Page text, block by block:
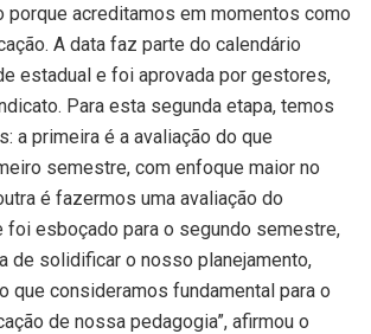
acreditamos em momentos como
A data faz parte do calendário
estadual e foi aprovada por gestores,
Para esta segunda etapa, temos
a primeira é a avaliação do que
semestre, com enfoque maior no
é fazermos uma avaliação do
foi esboçado para o segundo semestre,
de solidificar o nosso planejamento,
que consideramos fundamental para o
de nossa pedagogia”, afirmou o